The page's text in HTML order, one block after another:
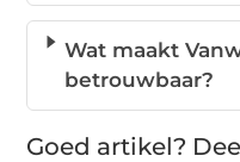
Wat maakt
betrouwbaar?
Goed artikel?